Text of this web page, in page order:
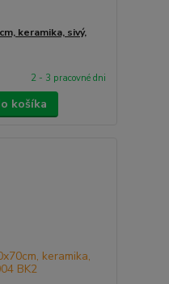
keramika, sivý,
2 - 3 pracovné dni
košíka